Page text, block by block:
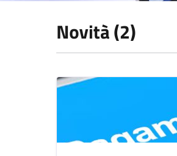
Novità (2)